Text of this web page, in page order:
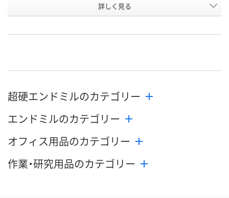
WK21617 WK21618
カゴへ カゴへ
詳しく見る
超硬エンドミルのカテゴリー
エンドミルのカテゴリー
オフィス用品のカテゴリー
作業・研究用品のカテゴリー